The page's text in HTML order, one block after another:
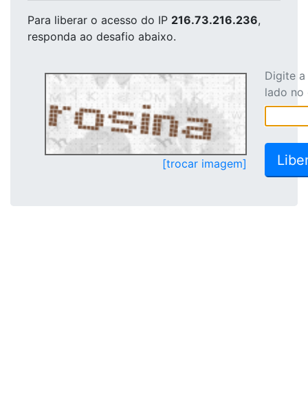
Para liberar o acesso do IP 216.73.216.236,
responda ao desafio abaixo.
[trocar imagem]
Digite
lado no